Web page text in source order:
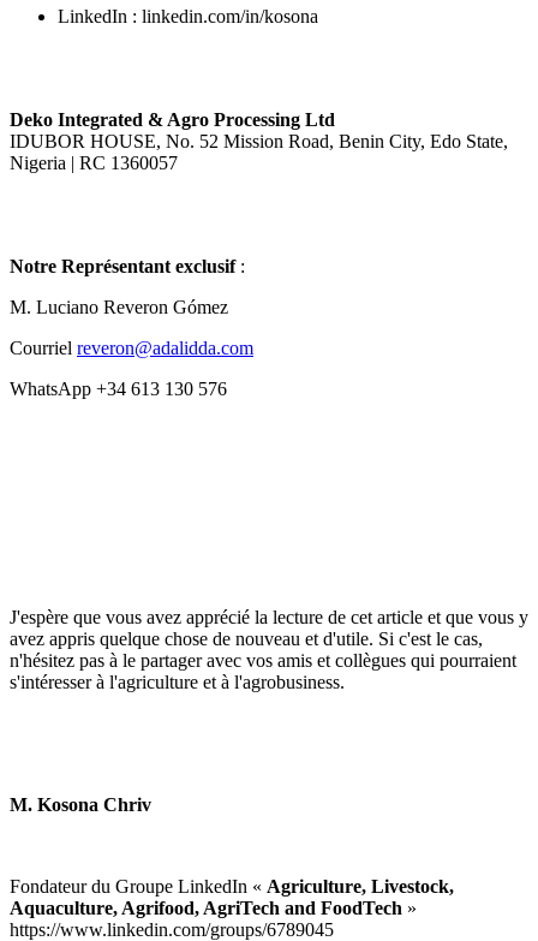
LinkedIn : linkedin.com/in/kosona
Deko Integrated & Agro Processing Ltd
IDUBOR HOUSE, No. 52 Mission Road, Benin City, Edo State,
Nigeria | RC 1360057
Notre Représentant exclusif:
M. Luciano Reveron Gómez
Courriel reveron@adalidda.com
WhatsApp +34 613 130 576
J'espère que vous avez apprécié la lecture de cet article et que vous y
avez appris quelque chose de nouveau et d'utile. Si c'est le cas,
n'hésitez pas à le partager avec vos amis et collègues qui pourraient
s'intéresser à l'agriculture et à l'agrobusiness.
M. Kosona Chriv
Fondateur du Groupe LinkedIn « Agriculture, Livestock,
Aquaculture, Agrifood, AgriTech and FoodTech »
https://www.linkedin.com/groups/6789045